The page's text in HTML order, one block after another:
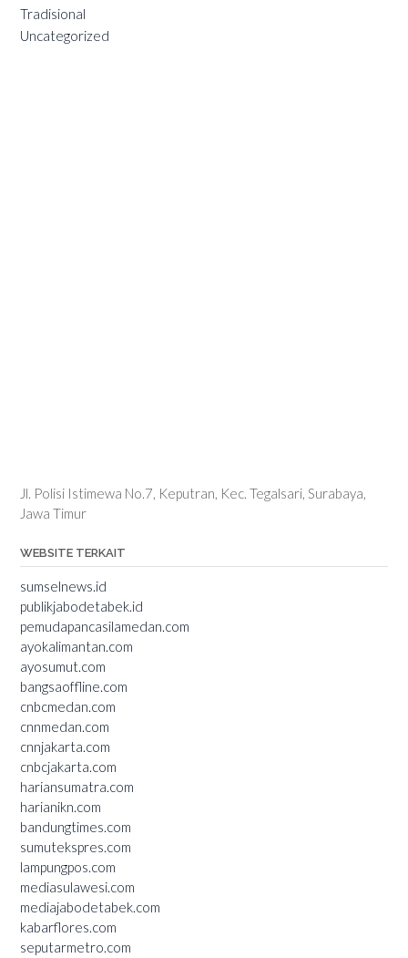
Tradisional
Uncategorized
Jl. Polisi Istimewa No.7, Keputran, Kec. Tegalsari, Surabaya,
Jawa Timur
WEBSITE TERKAIT
sumselnews.id
publikjabodetabek.id
pemudapancasilamedan.com
ayokalimantan.com
ayosumut.com
bangsaoffline.com
cnbcmedan.com
cnnmedan.com
cnnjakarta.com
cnbcjakarta.com
hariansumatra.com
harianikn.com
bandungtimes.com
sumutekspres.com
lampungpos.com
mediasulawesi.com
mediajabodetabek.com
kabarflores.com
seputarmetro.com